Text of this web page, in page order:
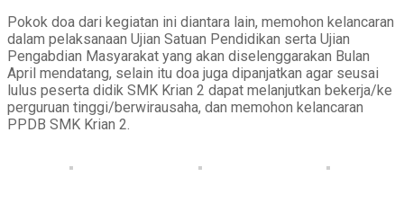
Pokok doa dari kegiatan ini diantara lain, memohon kelancaran
dalam pelaksanaan Ujian Satuan Pendidikan serta Ujian
Pengabdian Masyarakat yang akan diselenggarakan Bulan
April mendatang, selain itu doa juga dipanjatkan agar seusai
lulus peserta didik SMK Krian 2 dapat melanjutkan bekerja/ke
perguruan tinggi/berwirausaha, dan memohon kelancaran
PPDB SMK Krian 2.